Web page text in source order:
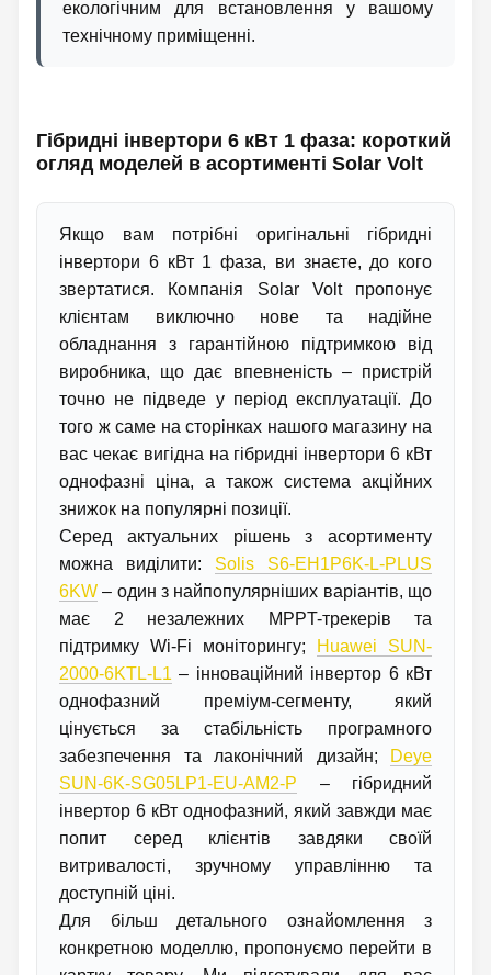
екологічним для встановлення у вашому
технічному приміщенні.
Гібридні інвертори 6 кВт 1 фаза: короткий
огляд моделей в асортименті Solar Volt
Якщо вам потрібні оригінальні гібридні
інвертори 6 кВт 1 фаза, ви знаєте, до кого
звертатися. Компанія Solar Volt пропонує
клієнтам виключно нове та надійне
обладнання з гарантійною підтримкою від
виробника, що дає впевненість – пристрій
точно не підведе у період експлуатації. До
того ж саме на сторінках нашого магазину на
вас чекає вигідна на гібридні інвертори 6 кВт
однофазні ціна, а також система акційних
знижок на популярні позиції.
Серед актуальних рішень з асортименту
можна виділити: Solis S6-EH1P6K-L-PLUS
6KW – один з найпопулярніших варіантів, що
має 2 незалежних MPPT-трекерів та
підтримку Wi-Fi моніторингу;
Huawei SUN-
2000-6KTL-L1 – інноваційний інвертор 6 кВт
однофазний преміум-сегменту, який
цінується за стабільність програмного
забезпечення та лаконічний дизайн;
Deye
SUN-6K-SG05LP1-EU-AM2-P – гібридний
інвертор 6 кВт однофазний, який завжди має
попит серед клієнтів завдяки своїй
витривалості, зручному управлінню та
доступній ціні.
Для більш детального ознайомлення з
конкретною моделлю, пропонуємо перейти в